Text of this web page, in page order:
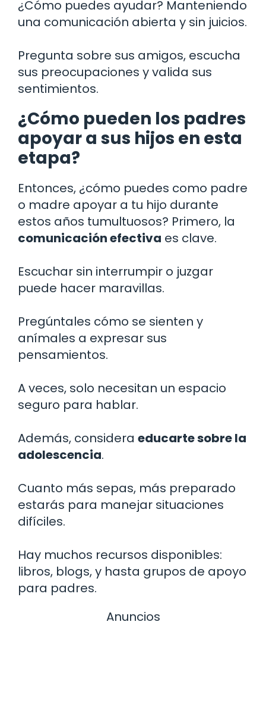
¿Cómo puedes ayudar? Manteniendo
una comunicación abierta y sin juicios.
Pregunta sobre sus amigos, escucha
sus preocupaciones y valida sus
sentimientos.
¿Cómo pueden los padres
apoyar a sus hijos en esta
etapa?
Entonces, ¿cómo puedes como padre
o madre apoyar a tu hijo durante
estos años tumultuosos? Primero, la
comunicación efectiva es clave.
Escuchar sin interrumpir o juzgar
puede hacer maravillas.
Pregúntales cómo se sienten y
anímales a expresar sus
pensamientos.
A veces, solo necesitan un espacio
seguro para hablar.
Además, considera educarte sobre la
adolescencia.
Cuanto más sepas, más preparado
estarás para manejar situaciones
difíciles.
Hay muchos recursos disponibles:
libros, blogs, y hasta grupos de apoyo
para padres.
Anuncios